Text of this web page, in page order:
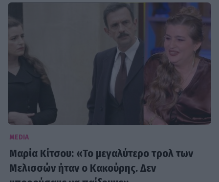
MEDIA
Μαρία Κίτσου: «Το μεγαλύτερο τρολ των
Μελισσών ήταν ο Κακούρης. Δεν